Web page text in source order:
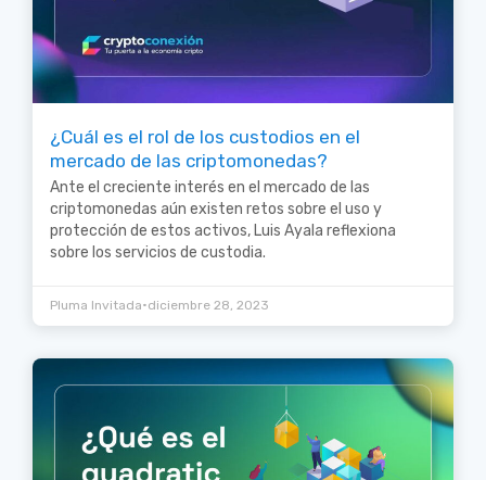
¿Cuál es el rol de los custodios en el
mercado de las criptomonedas?
Ante el creciente interés en el mercado de las
criptomonedas aún existen retos sobre el uso y
protección de estos activos, Luis Ayala reflexiona
sobre los servicios de custodia.
Pluma Invitada•diciembre 28, 2023